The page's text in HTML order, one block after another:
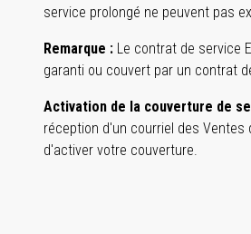
service prolongé ne peuvent pas
Remarque : Le contrat de service
garanti ou couvert par un contrat
Activation de la couverture de
réception d'un courriel des
d'activer votre couverture.